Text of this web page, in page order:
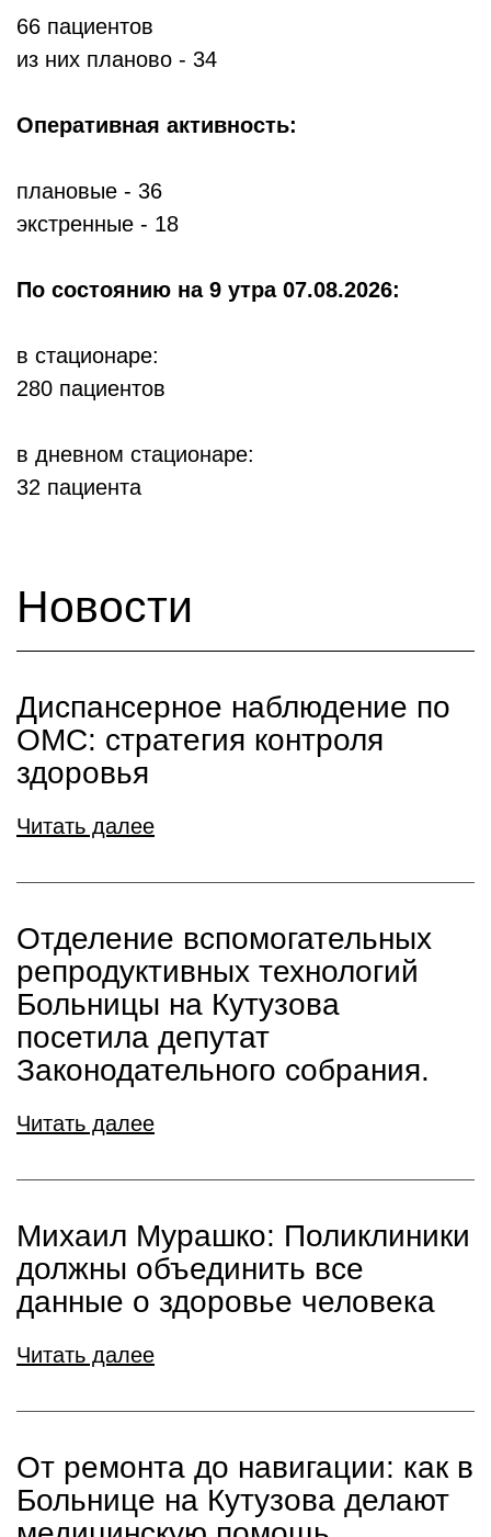
66 пациентов
из них планово - 34
Оперативная активность:
плановые - 36
экстренные - 18
По состоянию на 9 утра 07.08.2026:
в стационаре:
280 пациентов
в дневном стационаре:
32 пациента
Новости
Диспансерное наблюдение по
ОМС: стратегия контроля
здоровья
Читать далее
Отделение вспомогательных
репродуктивных технологий
Больницы на Кутузова
посетила депутат
Законодательного собрания.
Читать далее
Михаил Мурашко: Поликлиники
должны объединить все
данные о здоровье человека
Читать далее
От ремонта до навигации: как в
Больнице на Кутузова делают